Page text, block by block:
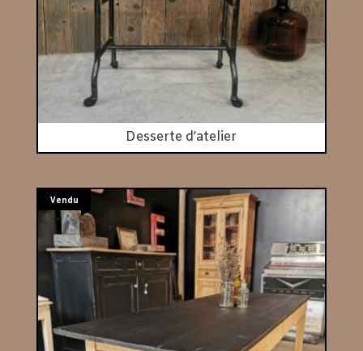
Desserte d’atelier
Vendu